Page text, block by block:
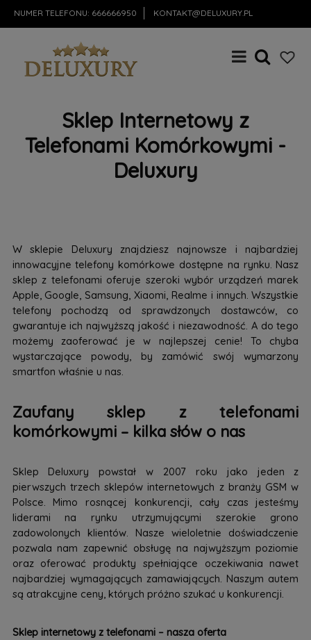
NUMER TELEFONU: 666666950 KONTAKT@DELUXURY.PL
Sklep Internetowy z
Telefonami Komórkowymi -
Deluxury
W sklepie Deluxury znajdziesz najnowsze i najbardziej
innowacyjne telefony komórkowe dostępne na rynku. Nasz
sklep z telefonami oferuje szeroki wybór urządzeń marek
Apple, Google, Samsung, Xiaomi, Realme i innych. Wszystkie
telefony pochodzą od sprawdzonych dostawców, co
gwarantuje ich najwyższą jakość i niezawodność. A do tego
możemy zaoferować je w najlepszej cenie! To chyba
wystarczające powody, by zamówić swój wymarzony
smartfon właśnie u nas.
Zaufany sklep z telefonami
komórkowymi – kilka słów o nas
Sklep Deluxury powstał w 2007 roku jako jeden z
pierwszych trzech sklepów internetowych z branży GSM w
Polsce. Mimo rosnącej konkurencji, cały czas jesteśmy
liderami na rynku utrzymującymi szerokie grono
zadowolonych klientów. Nasze wieloletnie doświadczenie
pozwala nam zapewnić obsługę na najwyższym poziomie
oraz oferować produkty spełniające oczekiwania nawet
najbardziej wymagających zamawiających. Naszym autem
są atrakcyjne ceny, których próżno szukać u konkurencji.
Sklep internetowy z telefonami – nasza oferta